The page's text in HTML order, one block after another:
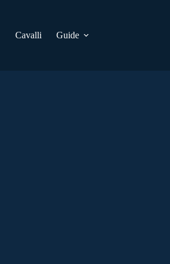
Cavalli Guide